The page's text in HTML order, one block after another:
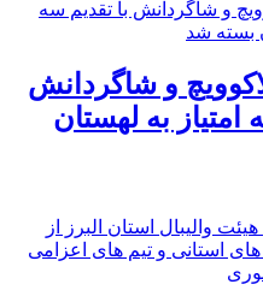
و شاگردانش
امتیاز به لهستان